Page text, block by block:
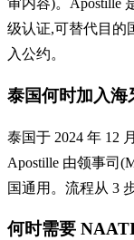
审内容)。Apostille
级认证,可替代目的
入公约。
泰国何时加入海
泰国于 2024 年 12
Apostille 由领事司
国通用。流程从 3
何时需要